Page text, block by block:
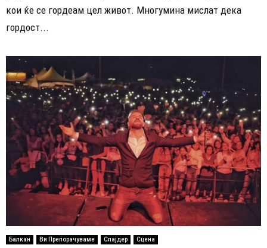
кои ќе се гордеам цел живот. Многумина мислат дека
гордост...
Балкан Ви Препорачуваме Слајдер Сцена